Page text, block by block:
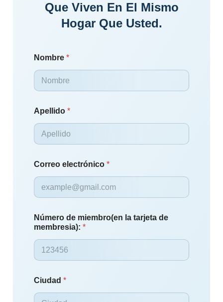
Que Viven En El Mismo
Hogar Que Usted.
Nombre *
Apellido *
Correo electrónico *
Número de miembro(en la tarjeta de
membresia): *
Ciudad *